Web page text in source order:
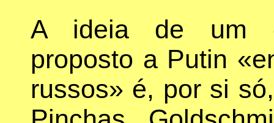
A ideia de um
proposto a Putin
russos» é, por si